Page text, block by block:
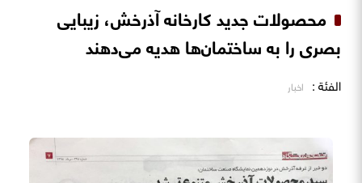
محصولات جدید کارخانه آذرخش، زیبایی
بصری را به ساختمان‌ها هدیه می‌دهند
الفئة : اخبار